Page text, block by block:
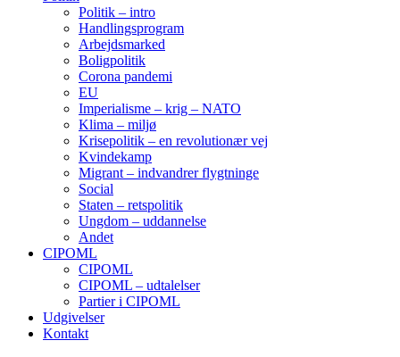
Politik – intro
Handlingsprogram
Arbejdsmarked
Boligpolitik
Corona pandemi
EU
Imperialisme – krig – NATO
Klima – miljø
Krisepolitik – en revolutionær vej
Kvindekamp
Migrant – indvandrer flygtninge
Social
Staten – retspolitik
Ungdom – uddannelse
Andet
CIPOML
CIPOML
CIPOML – udtalelser
Partier i CIPOML
Udgivelser
Kontakt